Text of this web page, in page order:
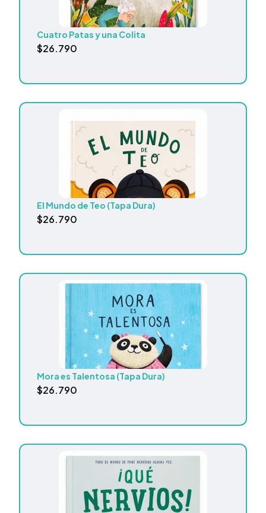
Cuatro Patas y una Colita
$26.790
El Mundo de Teo (Tapa Dura)
$26.790
Mora es Talentosa (Tapa Dura)
$26.790